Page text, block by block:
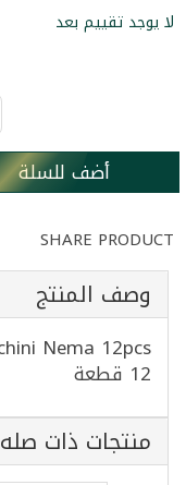
لا يوجد تقييم بعد
أضف للسلة
SHARE PRODUCT
وصف المنتج
12 قطعة
منتجات ذات صله